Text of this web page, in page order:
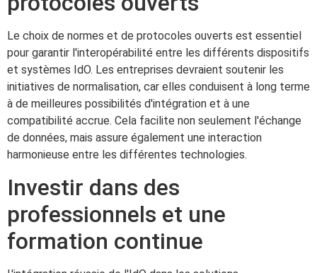
Le choix de normes et de protocoles ouverts est essentiel
pour garantir l'interopérabilité entre les différents dispositifs
et systèmes IdO. Les entreprises devraient soutenir les
initiatives de normalisation, car elles conduisent à long terme
à de meilleures possibilités d'intégration et à une
compatibilité accrue. Cela facilite non seulement l'échange
de données, mais assure également une interaction
harmonieuse entre les différentes technologies.
Investir dans des
professionnels et une
formation continue